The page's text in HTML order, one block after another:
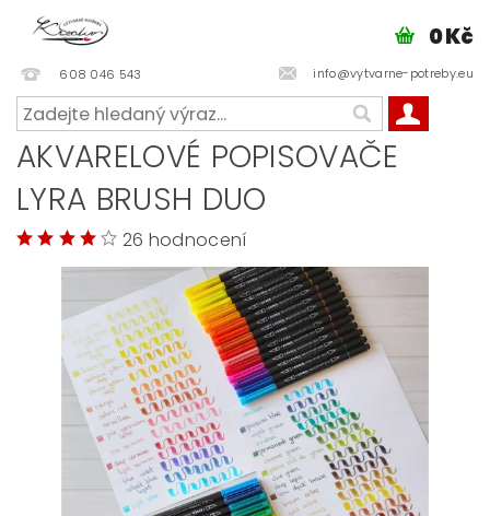
608 046 543 info@vytvarne-potreby.eu
0 Kč
AKVARELOVÉ POPISOVAČE
LYRA BRUSH DUO
26 hodnocení